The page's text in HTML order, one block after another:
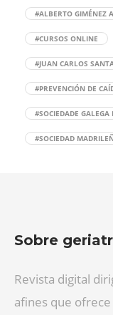
#ALBERTO GIMÉNEZ
#CURSOS ONLINE
#JUAN CARLOS
#PREVENCIÓN DE
#SOCIEDADE
#SOCIEDAD
Sobre
Revista digital
afines que